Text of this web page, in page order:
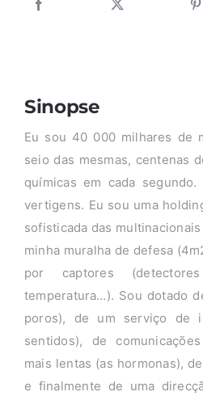
Sinopse
Eu sou 40 000 milhares de
seio das mesmas, centenas
químicas em cada
vertigens. Eu sou uma
sofisticada das
minha muralha de defesa
por captores
temperatura…). Sou dotado
poros), de um serviço de
sentidos), de
mais lentas (as hormonas),
e finalmente de uma